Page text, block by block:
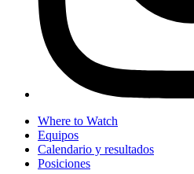
Where to Watch
Equipos
Calendario y resultados
Posiciones